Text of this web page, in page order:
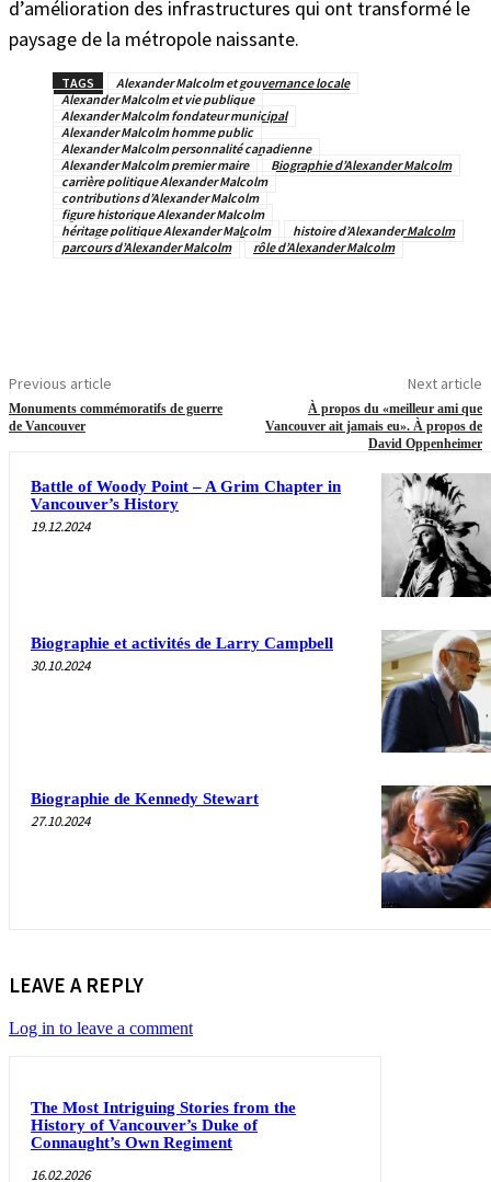
d’amélioration des infrastructures qui ont transformé le
paysage de la métropole naissante.
TAGS
Alexander Malcolm et gouvernance locale
Alexander Malcolm et vie publique
Alexander Malcolm fondateur municipal
Alexander Malcolm homme public
Alexander Malcolm personnalité canadienne
Alexander Malcolm premier maire
Biographie d’Alexander Malcolm
carrière politique Alexander Malcolm
contributions d’Alexander Malcolm
figure historique Alexander Malcolm
héritage politique Alexander Malcolm
histoire d’Alexander Malcolm
parcours d’Alexander Malcolm
rôle d’Alexander Malcolm
Previous article
Monuments commémoratifs de guerre
de Vancouver
Next article
À propos du «meilleur ami que
Vancouver ait jamais eu». À propos de
David Oppenheimer
Battle of Woody Point – A Grim Chapter in
Vancouver’s History
19.12.2024
Biographie et activités de Larry Campbell
30.10.2024
Biographie de Kennedy Stewart
27.10.2024
LEAVE A REPLY
Log in to leave a comment
The Most Intriguing Stories from the
History of Vancouver’s Duke of
Connaught’s Own Regiment
16.02.2026